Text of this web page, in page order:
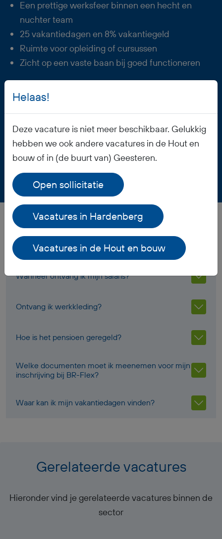
Een prettige werksfeer binnen een hecht en
nuchter team
25 vakantiedagen en 8% vakantiegeld
Ruimte voor opleiding of cursussen
Zicht op een vaste baan bij goed functioneren
Vacature opslaan
Veelgestelde vragen
Wanneer ontvang ik mijn salaris?
Ontvang ik werkkleding?
Hoe is het pensioen geregeld?
Welke documenten moet ik meenemen voor mijn
inschrijving bij BR-Flex?
Waar kan ik mijn vakantiedagen vinden?
Gerelateerde vacatures
Hieronder vind je gerelateerde vacatures binnen de
sector
Helaas!
Deze vacature is niet meer beschikbaar. Gelukkig
hebben we ook andere vacatures in de Hout en
bouw of in (de buurt van) Geesteren.
Open sollicitatie
Vacatures in Hardenberg
Vacatures in de Hout en bouw